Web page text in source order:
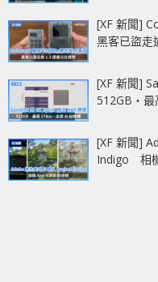
[XF 新聞]
黑客已盜走
[XF 新聞]
512GB‧最
[XF 新聞]
Indigo 相